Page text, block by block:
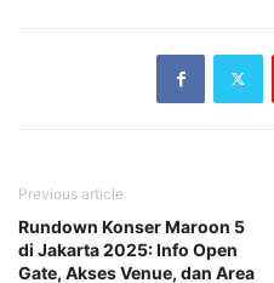
Previous article
Rundown Konser Maroon 5
di Jakarta 2025: Info Open
Gate, Akses Venue, dan Area